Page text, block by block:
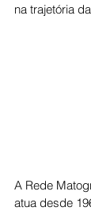
na trajetória
A Rede
atua desde